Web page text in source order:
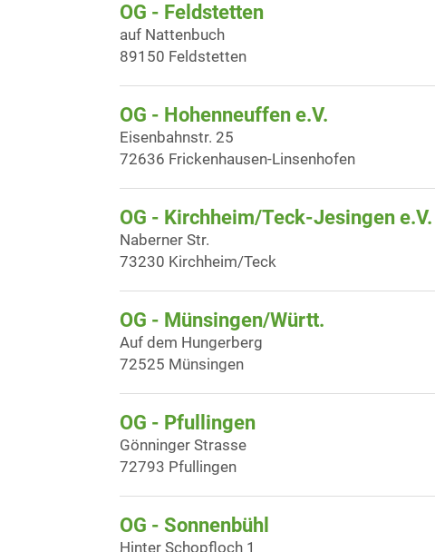
OG - Feldstetten
auf Nattenbuch
89150 Feldstetten
OG - Hohenneuffen e.V.
Eisenbahnstr. 25
72636 Frickenhausen-Linsenhofen
OG - Kirchheim/Teck-Jesingen e.V.
Naberner Str.
73230 Kirchheim/Teck
OG - Münsingen/Württ.
Auf dem Hungerberg
72525 Münsingen
OG - Pfullingen
Gönninger Strasse
72793 Pfullingen
OG - Sonnenbühl
Hinter Schopfloch 1